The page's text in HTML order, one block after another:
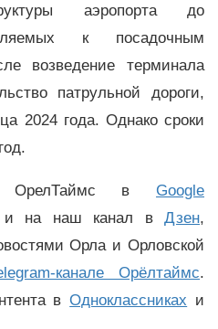
аэропорта до
к посадочным
возведение терминала
патрульной дороги,
2024 года. Однако сроки
ОрелТаймс в Google
и на наш канал вДзен,
Орла и Орловской
канале Орёлтаймс.
вОдноклассниках и